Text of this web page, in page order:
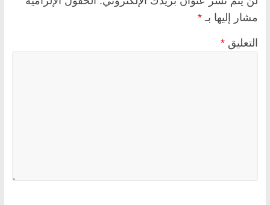
مشار إليها بـ *
التعليق *